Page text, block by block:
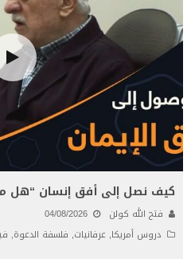
كيف نصل إلى أفق إنسان “هل
فتح الله كولن
04/08/2026
دروس أمريكا, عرفانيات, فلسفة الدعوة,